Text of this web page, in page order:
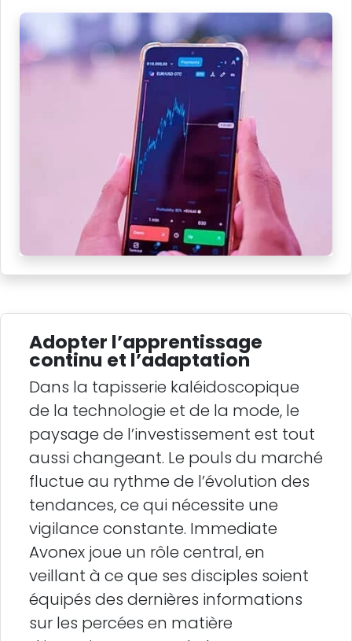
Adopter l’apprentissage
continu et l’adaptation
Dans la tapisserie kaléidoscopique
de la technologie et de la mode, le
paysage de l’investissement est tout
aussi changeant. Le pouls du marché
fluctue au rythme de l’évolution des
tendances, ce qui nécessite une
vigilance constante. Immediate
Avonex joue un rôle central, en
veillant à ce que ses disciples soient
équipés des dernières informations
sur les percées en matière